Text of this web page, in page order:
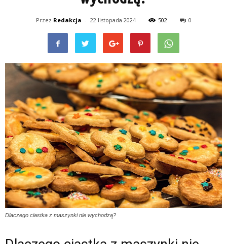
Przez Redakcja - 22 listopada 2024 502 0
Dlaczego ciastka z maszynki nie wychodzą?